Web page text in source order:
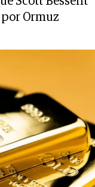
Ormuz